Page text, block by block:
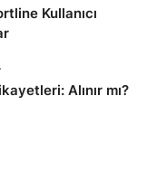
Kullanıcı
Alınır mı?